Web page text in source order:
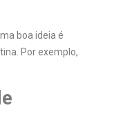
boa ideia é
Por exemplo,